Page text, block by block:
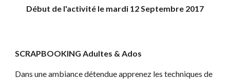
Début de l'activité le mardi 12 Septembre 2017
SCRAPBOOKING Adultes & Ados
Dans une ambiance détendue apprenez les techniques de